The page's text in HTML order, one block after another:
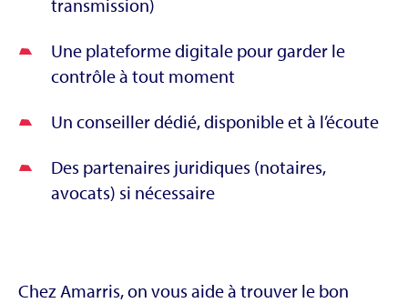
transmission)
Une plateforme digitale pour garder le
contrôle à tout moment
Un conseiller dédié, disponible et à l’écoute
Des partenaires juridiques (notaires,
avocats) si nécessaire
Chez Amarris, on vous aide à trouver le bon